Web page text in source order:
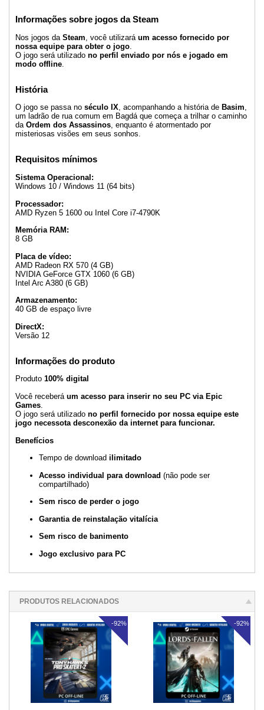
Informações sobre jogos da Steam
Nos jogos da Steam , você utilizará um acesso fornecido por
nossa equipe para obter o jogo
O jogo será utilizado no perfil enviado por nós e jogado em
modo offline
História
O jogo se passa no século IX, acompanhando a história de Basim,
um ladrão de rua comum em Bagdá que começa a trilhar o caminho
da Ordem dos Assassinos, enquanto é atormentado por
misteriosas visões em seus sonhos.
Requisitos mínimos
Sistema Operacional:
Windows 10 / Windows 11 (64 bits)
Processador:
AMD Ryzen 5 1600 ou Intel Core i7-4790K
Memória RAM:
8 GB
Placa de vídeo:
AMD Radeon RX 570 (4 GB)
NVIDIA GeForce GTX 1060 (6 GB)
Intel Arc A380 (6 GB)
Armazenamento:
40 GB de espaço livre
DirectX:
Versão 12
Informações do produto
Produto 100% digital
Você receberá um acesso para inserir no seu PC via Epic
Games
O jogo será utilizado no perfil fornecido por nossa equipe este
jogo necessota desconexão da internet para funcionar.
Benefícios
Tempo de download ilimitado
Acesso individual para download (não pode ser
compartilhado)
Sem risco de perder o jogo
Garantia de reinstalação vitalícia
Sem risco de banimento
Jogo exclusivo para PC
PRODUTOS RELACIONADOS
-92% -92%